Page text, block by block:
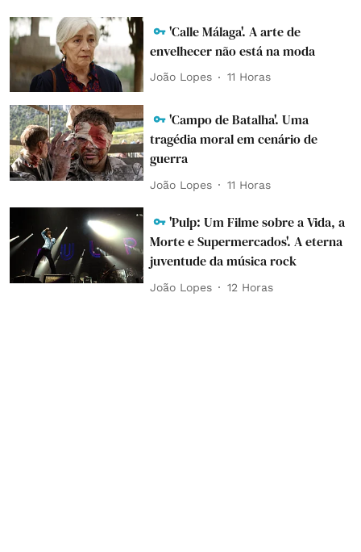
'Calle Málaga'. A arte de
envelhecer não está na moda
João Lopes 11 Horas
'Campo de Batalha'. Uma
tragédia moral em cenário de
guerra
João Lopes 11 Horas
'Pulp: Um Filme sobre a Vida, a
Morte e Supermercados'. A eterna
juventude da música rock
João Lopes 12 Horas